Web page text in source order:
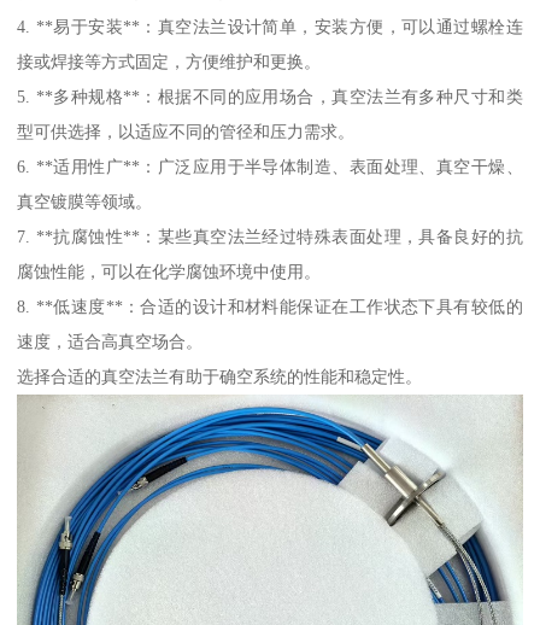
4. **易于安装**：真空法兰设计简单，安装方便，可以通过螺栓连
接或焊接等方式固定，方便维护和更换。
5. **多种规格**：根据不同的应用场合，真空法兰有多种尺寸和类
型可供选择，以适应不同的管径和压力需求。
6. **适用性广**：广泛应用于半导体制造、表面处理、真空干燥、
真空镀膜等领域。
7. **抗腐蚀性**：某些真空法兰经过特殊表面处理，具备良好的抗
腐蚀性能，可以在化学腐蚀环境中使用。
8. **低速度**：合适的设计和材料能保证在工作状态下具有较低的
速度，适合高真空场合。
选择合适的真空法兰有助于确空系统的性能和稳定性。